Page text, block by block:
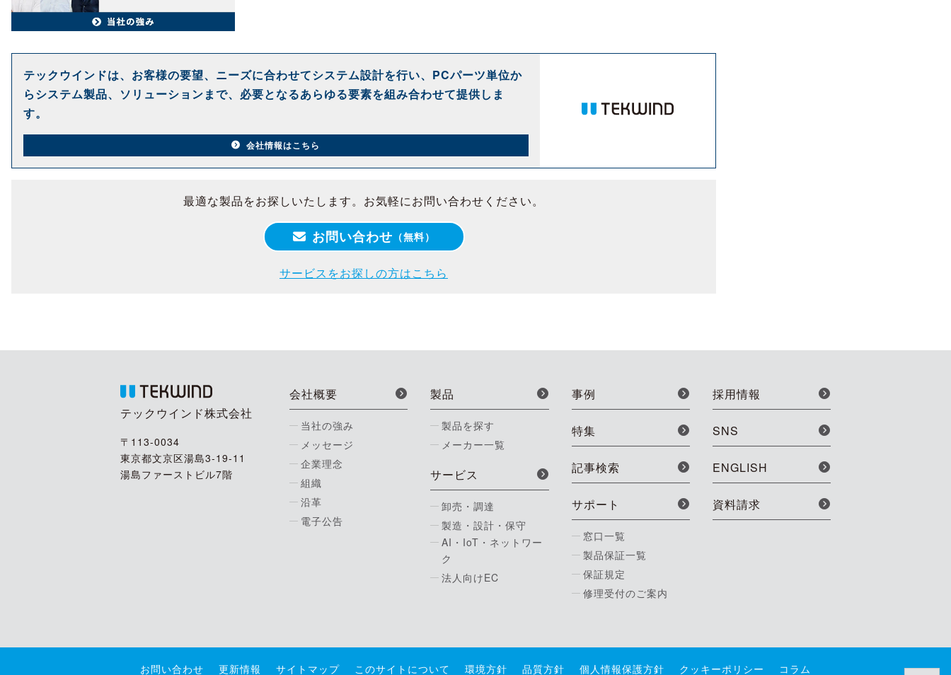
テックウインドは、お客様の要望、ニーズに合わせてシステム設計を行い、PCパーツ単位か
らシステム製品、ソリューションまで、必要となるあらゆる要素を組み合わせて提供しま
す。
会社情報はこちら
最適な製品をお探しいたします。お気軽にお問い合わせください。
お問い合わせ （無料）
サービスをお探しの方はこちら
テックウインド株式会社
〒113-0034
東京都文京区湯島3-19-11
湯島ファーストビル7階
会社概要
当社の強み
メッセージ
企業理念
組織
沿革
電子公告
製品
製品を探す
メーカー一覧
サービス
卸売・調達
製造・設計・保守
AI・IoT・ネットワー
ク
法人向けEC
事例
特集
記事検索
サポート
窓口一覧
製品保証一覧
保証規定
修理受付のご案内
採用情報
SNS
ENGLISH
資料請求
お問い合わせ 更新情報 サイトマップ このサイトについて 環境方針 品質方針 個人情報保護方針 クッキーポリシー コラム